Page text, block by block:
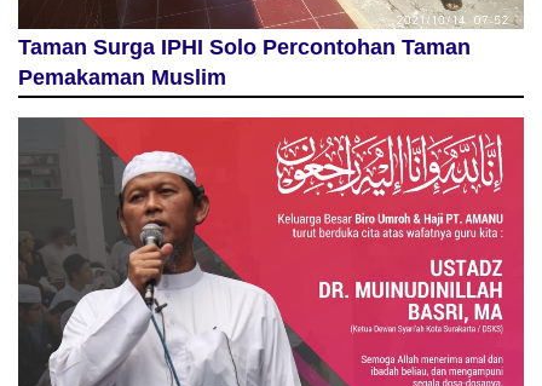
Taman Surga IPHI Solo Percontohan Taman
Pemakaman Muslim